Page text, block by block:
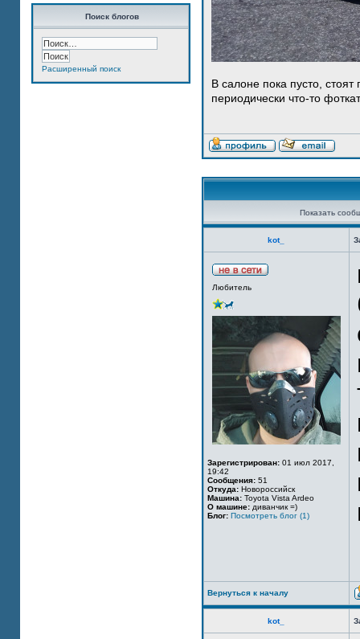
Поиск блогов
Расширенный поиск
В салоне пока пусто,
периодически что-то
Показать
kot_
Любитель
Зарегистрирован: 01 июл 2017,
19:42
Сообщения: 51
Откуда: Новороссийск
Машина: Toyota Vista Ardeo
О машине: диванчик =)
Блог: Посмотреть блог (1)
Вернуться к началу
kot_